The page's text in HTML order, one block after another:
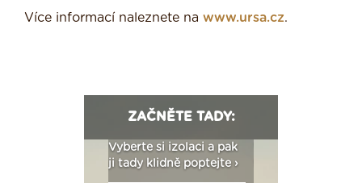
Více informací naleznete na www.ursa.cz.
ZAČNĚTE TADY:
Vyberte si izolaci a pak
ji tady klidně poptejte ›